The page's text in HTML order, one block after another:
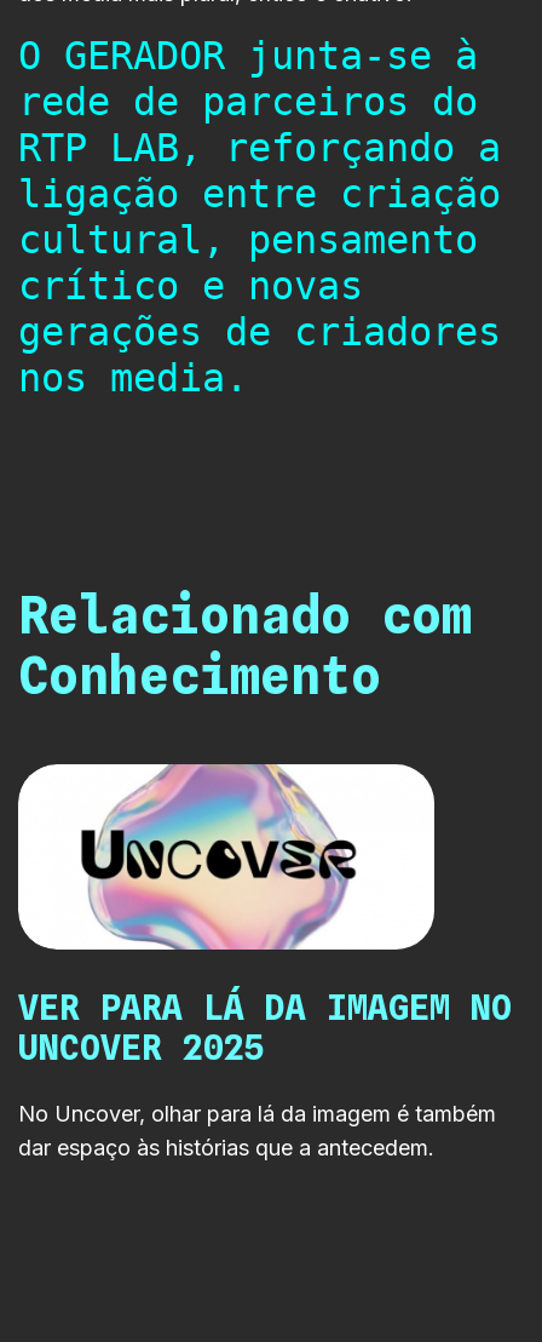
O GERADOR junta-se à
rede de parceiros do
RTP LAB, reforçando a
ligação entre criação
cultural, pensamento
crítico e novas
gerações de criadores
nos media.
Relacionado com
Conhecimento
VER PARA LÁ DA IMAGEM NO
UNCOVER 2025
No Uncover, olhar para lá da imagem é também
dar espaço às histórias que a antecedem.